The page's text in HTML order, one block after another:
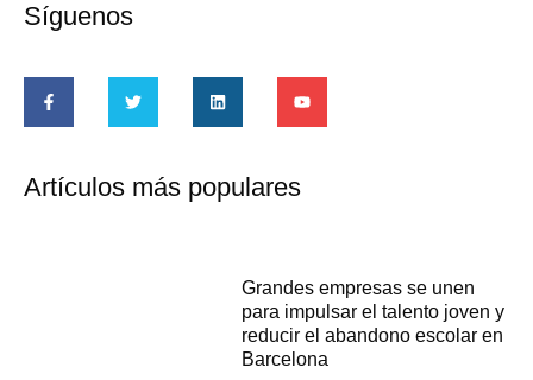
Síguenos
Artículos más populares
Grandes empresas se unen
para impulsar el talento joven y
reducir el abandono escolar en
Barcelona